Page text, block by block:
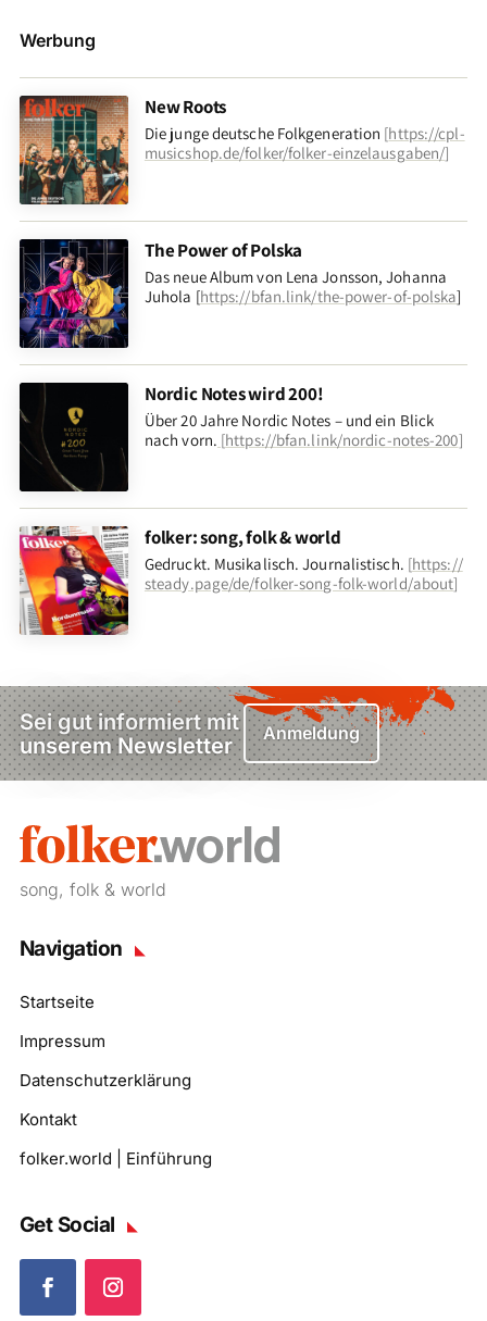
Werbung
New Roots
Die junge deutsche Folkgeneration [https://cpl-
musicshop.de/folker/folker-einzelausgaben/]
The Power of Polska
Das neue Album von Lena Jonsson, Johanna
Juhola [https://bfan.link/the-power-of-polska]
Nordic Notes wird 200!
Über 20 Jahre Nordic Notes – und ein Blick
nach vorn. [https://bfan.link/nordic-notes-200]
folker: song, folk & world
Gedruckt. Musikalisch. Journalistisch. [https://
steady.page/de/folker-song-folk-world/about]
Sei gut informiert mit
unserem Newsletter
Anmeldung
song, folk & world
Navigation
Startseite
Impressum
Datenschutzerklärung
Kontakt
folker.world | Einführung
Get Social